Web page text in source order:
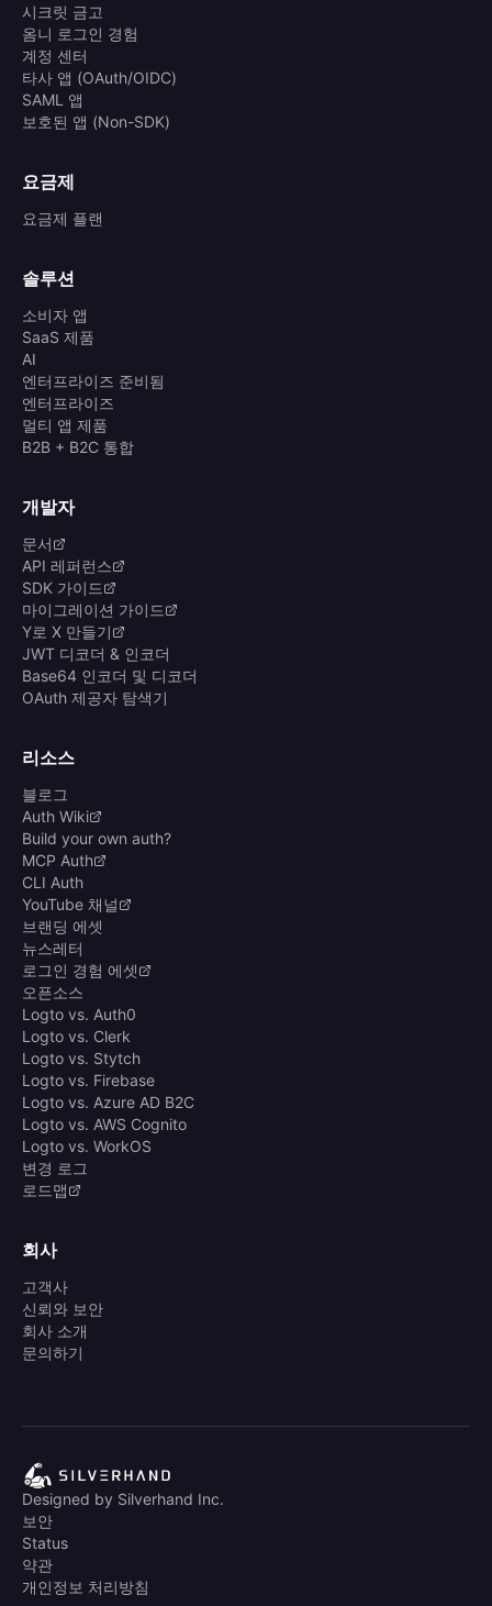
시크릿 금고
옴니 로그인 경험
계정 센터
타사 앱 (OAuth/OIDC)
SAML 앱
보호된 앱 (Non-SDK)
요금제
요금제 플랜
솔루션
소비자 앱
SaaS 제품
AI
엔터프라이즈 준비됨
엔터프라이즈
멀티 앱 제품
B2B + B2C 통합
개발자
문서
API 레퍼런스
SDK 가이드
마이그레이션 가이드
Y로 X 만들기
JWT 디코더 & 인코더
Base64 인코더 및 디코더
OAuth 제공자 탐색기
리소스
블로그
Auth Wiki
Build your own auth?
MCP Auth
CLI Auth
YouTube 채널
브랜딩 에셋
뉴스레터
로그인 경험 에셋
오픈소스
Logto vs. Auth0
Logto vs. Clerk
Logto vs. Stytch
Logto vs. Firebase
Logto vs. Azure AD B2C
Logto vs. AWS Cognito
Logto vs. WorkOS
변경 로그
로드맵
회사
고객사
신뢰와 보안
회사 소개
문의하기
Designed by Silverhand Inc.
보안
Status
약관
개인정보 처리방침